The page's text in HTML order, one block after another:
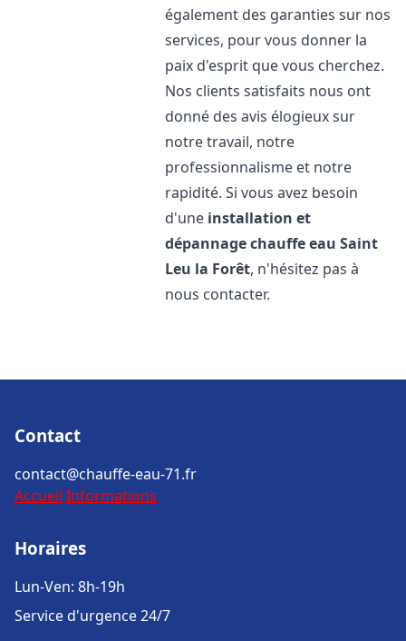
également des garanties sur nos
services, pour vous donner la
paix d'esprit que vous cherchez.
Nos clients satisfaits nous ont
donné des avis élogieux sur
notre travail, notre
professionnalisme et notre
rapidité. Si vous avez besoin
d'une installation et
dépannage chauffe eau Saint
Leu la Forêt, n'hésitez pas à
nous contacter.
Contact
contact@chauffe-eau-71.fr
Accueil Informations
Horaires
Lun-Ven: 8h-19h
Service d'urgence 24/7